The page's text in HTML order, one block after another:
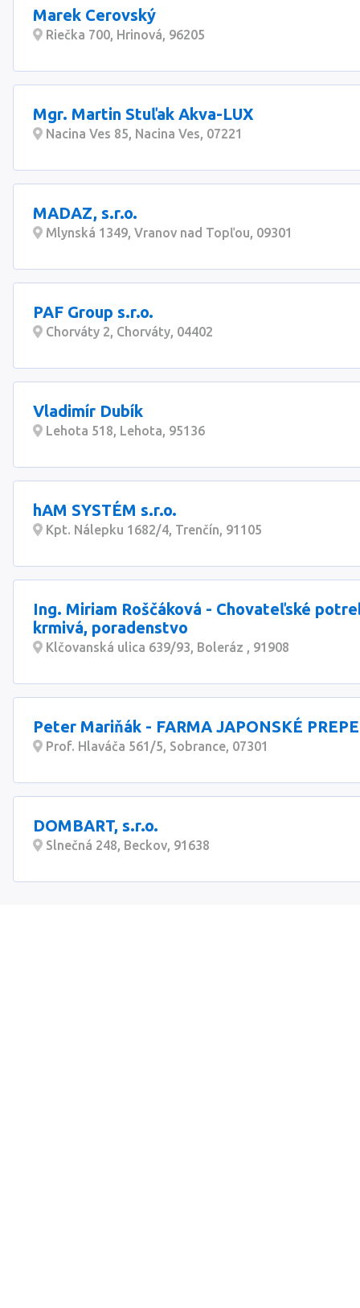
Marek Cerovský
Riečka 700, Hrinová, 96205
Mgr. Martin Stuľak Akva-LUX
Nacina Ves 85, Nacina Ves, 07221
MADAZ, s.r.o.
Mlynská 1349, Vranov nad Topľou, 09301
PAF Group s.r.o.
Chorváty 2, Chorváty, 04402
Vladimír Dubík
Lehota 518, Lehota, 95136
hAM SYSTÉM s.r.o.
Kpt. Nálepku 1682/4, Trenčín, 91105
Ing. Miriam Roščáková - Chovateľské
krmivá, poradenstvo
Klčovanská ulica 639/93, Boleráz , 91908
Peter Mariňák - FARMA JAPONSKÉ
Prof. Hlaváča 561/5, Sobrance, 07301
DOMBART, s.r.o.
Slnečná 248, Beckov, 91638